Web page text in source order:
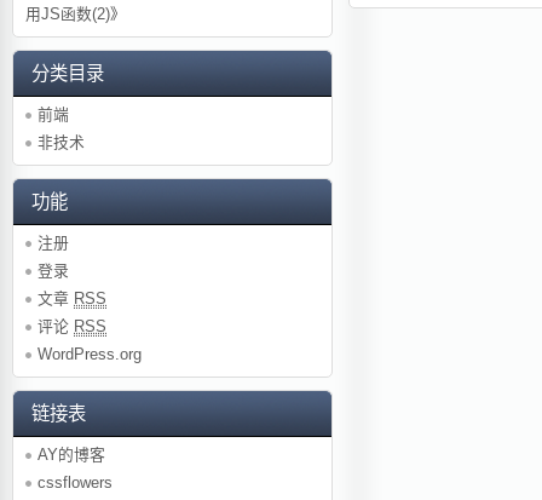
用JS函数(2)》
分类目录
前端
非技术
功能
注册
登录
文章 RSS
评论 RSS
WordPress.org
链接表
AY的博客
cssflowers